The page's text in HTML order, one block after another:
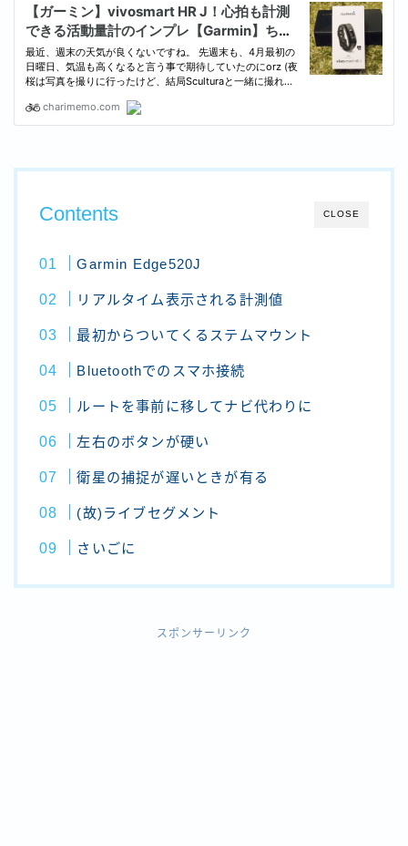
CLOSE
Contents
Garmin Edge520J
リアルタイム表示される計測値
最初からついてくるステムマウント
Bluetoothでのスマホ接続
ルートを事前に移してナビ代わりに
左右のボタンが硬い
衛星の捕捉が遅いときが有る
(故)ライブセグメント
さいごに
スポンサーリンク